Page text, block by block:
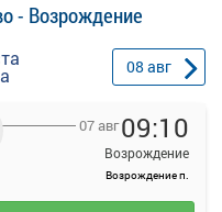
- Возрождение
08 авг
07 авг09:10
Возрождение
Возрождение п.
с расписанием и
- Возрождение.